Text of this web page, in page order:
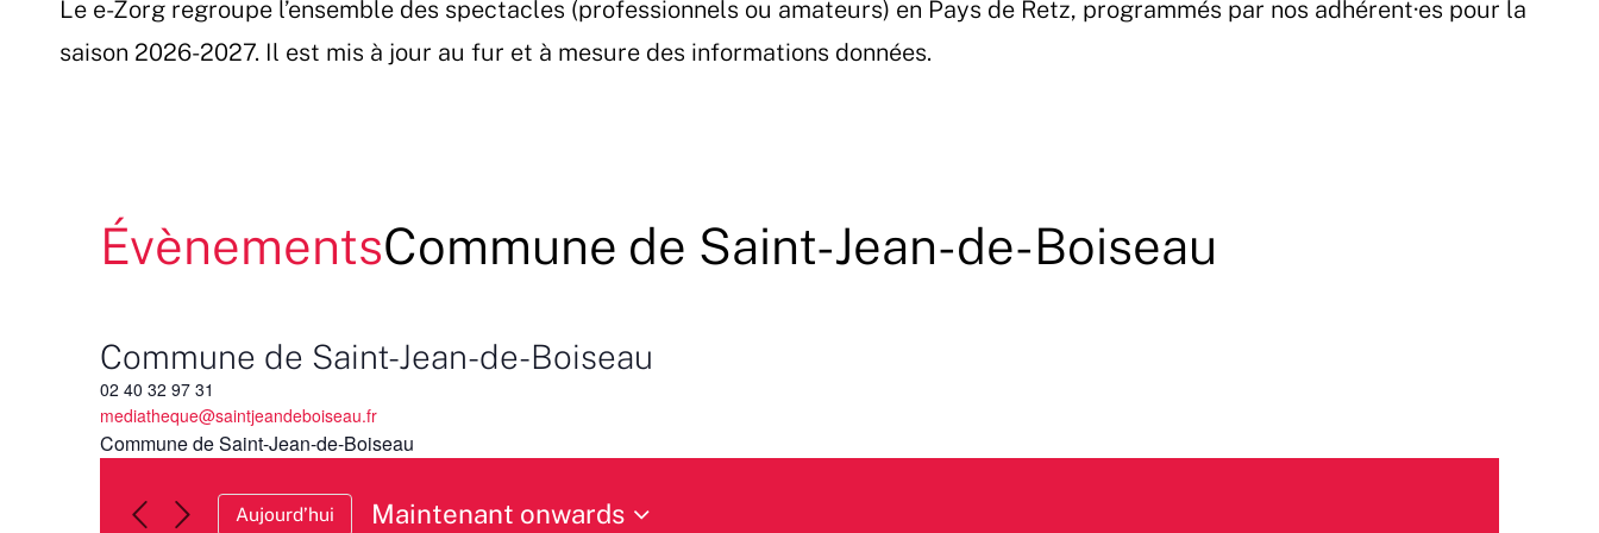
Le e-Zorg regroupe l’ensemble des spectacles (professionnels ou amateurs) en Pays de Retz, programmés par nos adhérent·es pour la
saison 2026-2027. Il est mis à jour au fur et à mesure des informations données.
ÉvènementsCommune de Saint-Jean-de-Boiseau
Commune de Saint-Jean-de-Boiseau
02 40 32 97 31
mediatheque@saintjeandeboiseau.fr
Commune de Saint-Jean-de-Boiseau
Aujourd’hui
Maintenant onwards